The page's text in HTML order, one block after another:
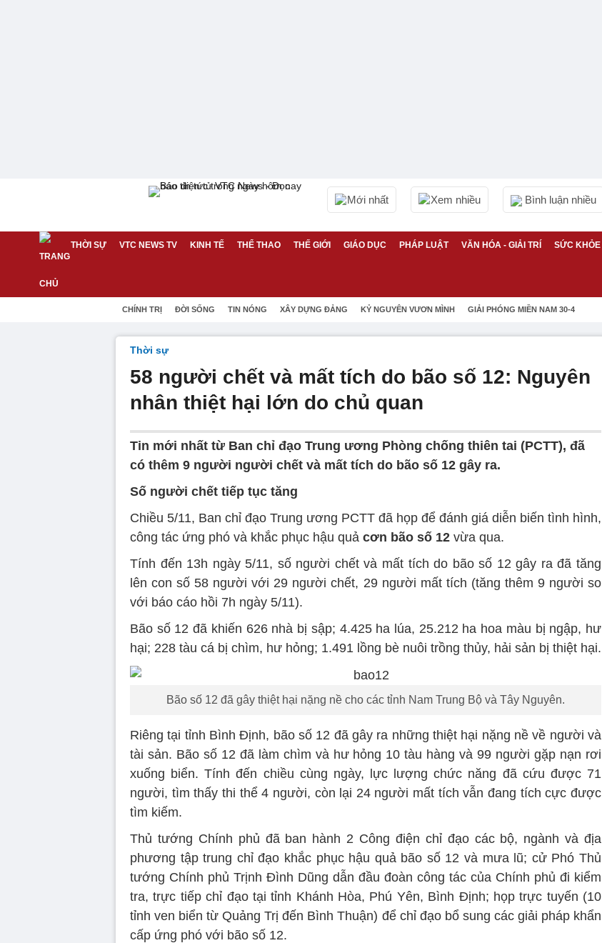
Mới nhất Xem nhiều Bình luận nhiều
THỜI SỰ VTC NEWS TV KINH TẾ THỂ THAO THẾ GIỚI GIÁO DỤC PHÁP LUẬT VĂN HÓA - GIẢI TRÍ SỨC KHỎE
CHÍNH TRỊ ĐỜI SỐNG TIN NÓNG XÂY DỰNG ĐẢNG KỶ NGUYÊN VƯƠN MÌNH GIẢI PHÓNG MIỀN NAM 30-4
Thời sự
58 người chết và mất tích do bão số 12: Nguyên
nhân thiệt hại lớn do chủ quan
Tin mới nhất từ Ban chỉ đạo Trung ương Phòng chống thiên tai (PCTT), đã
có thêm 9 người người chết và mất tích do bão số 12 gây ra.
Số người chết tiếp tục tăng
Chiều 5/11, Ban chỉ đạo Trung ương PCTT đã họp để đánh giá diễn biến tình hình,
công tác ứng phó và khắc phục hậu quả cơn bão số 12 vừa qua.
Tính đến 13h ngày 5/11, số người chết và mất tích do bão số 12 gây ra đã tăng
lên con số 58 người với 29 người chết, 29 người mất tích (tăng thêm 9 người so
với báo cáo hồi 7h ngày 5/11).
Bão số 12 đã khiến 626 nhà bị sập; 4.425 ha lúa, 25.212 ha hoa màu bị ngập, hư
hại; 228 tàu cá bị chìm, hư hỏng; 1.491 lồng bè nuôi trồng thủy, hải sản bị thiệt hại.
Bão số 12 đã gây thiệt hại nặng nề cho các tỉnh Nam Trung Bộ và Tây Nguyên.
Riêng tại tỉnh Bình Định, bão số 12 đã gây ra những thiệt hại nặng nề về người và
tài sản. Bão số 12 đã làm chìm và hư hỏng 10 tàu hàng và 99 người gặp nạn rơi
xuống biển. Tính đến chiều cùng ngày, lực lượng chức năng đã cứu được 71
người, tìm thấy thi thể 4 người, còn lại 24 người mất tích vẫn đang tích cực được
tìm kiếm.
Thủ tướng Chính phủ đã ban hành 2 Công điện chỉ đạo các bộ, ngành và địa
phương tập trung chỉ đạo khắc phục hậu quả bão số 12 và mưa lũ; cử Phó Thủ
tướng Chính phủ Trịnh Đình Dũng dẫn đầu đoàn công tác của Chính phủ đi kiểm
tra, trực tiếp chỉ đạo tại tỉnh Khánh Hòa, Phú Yên, Bình Định; họp trực tuyến (10
tỉnh ven biển từ Quảng Trị đến Bình Thuận) để chỉ đạo bổ sung các giải pháp khẩn
cấp ứng phó với bão số 12.